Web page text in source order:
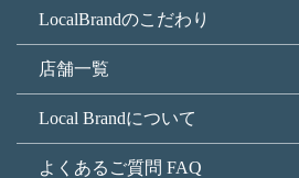
LocalBrandのこだわり
店舗一覧
Local Brandについて
よくあるご質問 FAQ